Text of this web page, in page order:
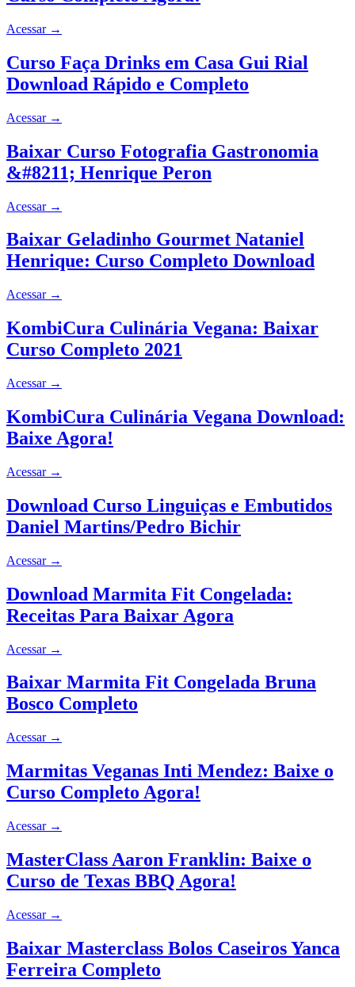
Acessar →
Curso Faça Drinks em Casa Gui Rial
Download Rápido e Completo
Acessar →
Baixar Curso Fotografia Gastronomia
&#8211; Henrique Peron
Acessar →
Baixar Geladinho Gourmet Nataniel
Henrique: Curso Completo Download
Acessar →
KombiCura Culinária Vegana: Baixar
Curso Completo 2021
Acessar →
KombiCura Culinária Vegana Download:
Baixe Agora!
Acessar →
Download Curso Linguiças e Embutidos
Daniel Martins/Pedro Bichir
Acessar →
Download Marmita Fit Congelada:
Receitas Para Baixar Agora
Acessar →
Baixar Marmita Fit Congelada Bruna
Bosco Completo
Acessar →
Marmitas Veganas Inti Mendez: Baixe o
Curso Completo Agora!
Acessar →
MasterClass Aaron Franklin: Baixe o
Curso de Texas BBQ Agora!
Acessar →
Baixar Masterclass Bolos Caseiros Yanca
Ferreira Completo